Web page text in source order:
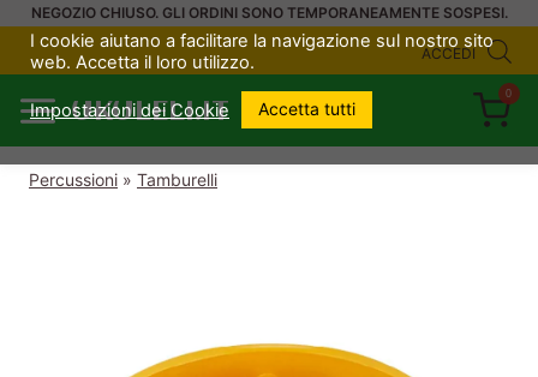
SaltaNEGOZIO CHIUSO. GLI ORDINI SONO TEMPORANEAMENTE SOSPESI.
ACCEDI
UKULELI.IT
0
Percussioni » Tamburelli
I cookie aiutano a facilitare la navigazione sul nostro sito
web. Accetta il loro utilizzo.
Impostazioni dei Cookie Accetta tutti